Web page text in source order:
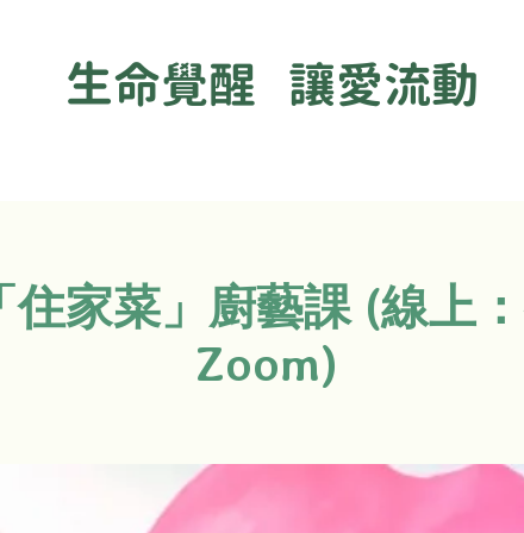
生命覺醒 讓愛流動
住家菜」廚藝課 (線上
Zoom)